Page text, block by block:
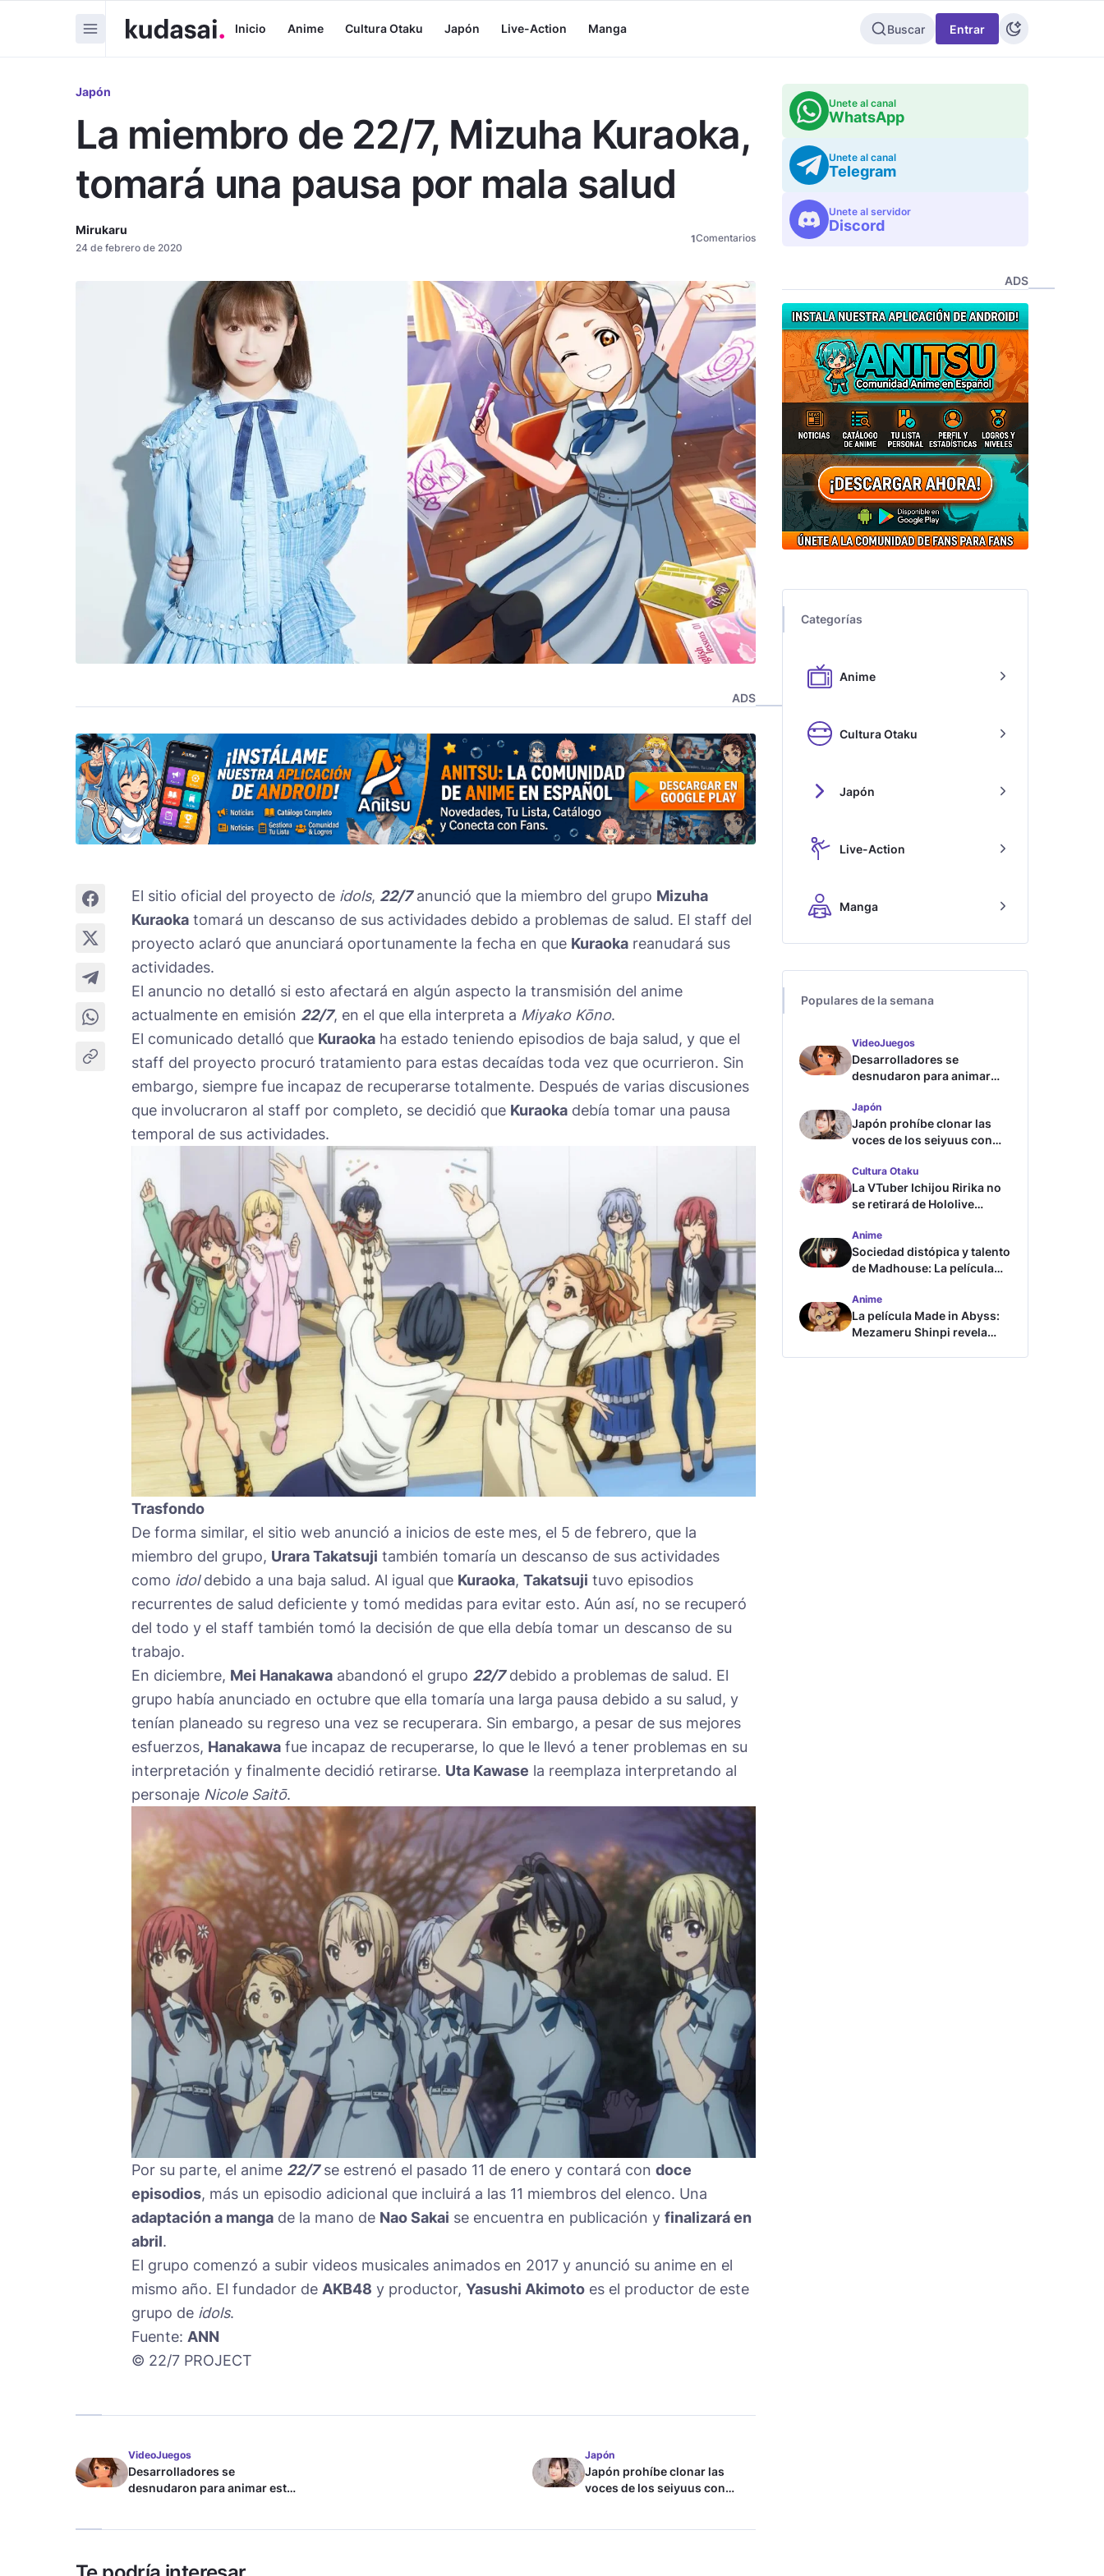
Inicio Anime Cultura Otaku Japón Live-Action Manga Buscar Entrar
Japón
La miembro de 22/7, Mizuha Kuraoka,
tomará una pausa por mala salud
Mirukaru
24 de febrero de 2020
1Comentarios
ADS
El sitio oficial del proyecto de idols, 22/7anunció que la miembro del grupo Mizuha
Kuraoka tomará un descanso de sus actividades debido a problemas de salud. El staff del
proyecto aclaró que anunciará oportunamente la fecha en que Kuraoka reanudará sus
actividades.
El anuncio no detalló si esto afectará en algún aspecto la transmisión del anime
actualmente en emisión 22/7, en el que ella interpreta a Miyako Kōno.
El comunicado detalló que Kuraoka ha estado teniendo episodios de baja salud, y que el
staff del proyecto procuró tratamiento para estas decaídas toda vez que ocurrieron. Sin
embargo, siempre fue incapaz de recuperarse totalmente. Después de varias discusiones
que involucraron al staff por completo, se decidió que Kuraoka debía tomar una pausa
temporal de sus actividades.
Trasfondo
De forma similar, el sitio web anunció a inicios de este mes, el 5 de febrero, que la
miembro del grupo, Urara Takatsuji también tomaría un descanso de sus actividades
como idoldebido a una baja salud. Al igual que Kuraoka, Takatsuji tuvo episodios
recurrentes de salud deficiente y tomó medidas para evitar esto. Aún así, no se recuperó
del todo y el staff también tomó la decisión de que ella debía tomar un descanso de su
trabajo.
En diciembre, Mei Hanakawa abandonó el grupo 22/7debido a problemas de salud. El
grupo había anunciado en octubre que ella tomaría una larga pausa debido a su salud, y
tenían planeado su regreso una vez se recuperara. Sin embargo, a pesar de sus mejores
esfuerzos, Hanakawa fue incapaz de recuperarse, lo que le llevó a tener problemas en su
interpretación y finalmente decidió retirarse. Uta Kawase la reemplaza interpretando al
personaje Nicole Saitō.
Por su parte, el anime 22/7se estrenó el pasado 11 de enero y contará con doce
episodios, más un episodio adicional que incluirá a las 11 miembros del elenco. Una
adaptación a manga de la mano de Nao Sakai se encuentra en publicación y finalizará en
abril.
El grupo comenzó a subir videos musicales animados en 2017 y anunció su anime en el
mismo año. El fundador de AKB48 y productor, Yasushi Akimoto es el productor de este
grupo de idols.
Fuente: ANN
© 22/7 PROJECT
VideoJuegos
Desarrolladores se
desnudaron para animar este
Japón
Japón prohíbe clonar las
voces de los seiyuus con
Unete al canal
WhatsApp
Unete al canal
Telegram
Unete al servidor
Discord
ADS
Categorías
Anime
Cultura Otaku
Japón
Live-Action
Manga
Populares de la semana
VideoJuegos
Desarrolladores se
desnudaron para animar
Japón
Japón prohíbe clonar las
voces de los seiyuus con
Cultura Otaku
La VTuber Ichijou Ririka no
se retirará de Hololive
Anime
Sociedad distópica y talento
de Madhouse: La película
tráiler
Anime
La película Made in Abyss:
Mezameru Shinpi revela